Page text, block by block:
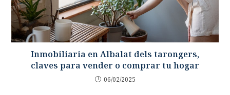
Inmobiliaria en Albalat dels tarongers,
claves para vender o comprar tu hogar
06/02/2025